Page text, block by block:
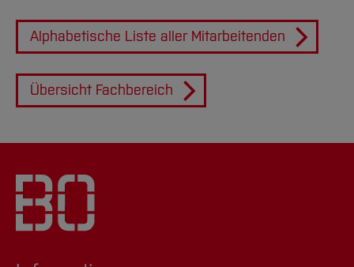
Alphabetische Liste aller Mitarbeitenden
Übersicht Fachbereich